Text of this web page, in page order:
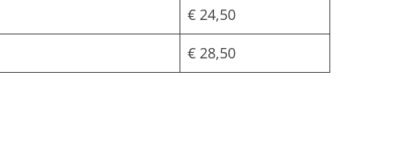
€ 24,50
€ 28,50